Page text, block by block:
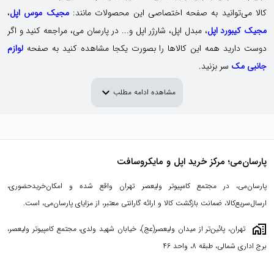
کالا می‌توانید به صفحه اختصاصی این محصولات مانند:مجیک موس اپل،
مجیک کیبورد اپل، مبدل اپل، شارژر اپل و... در پارسان می، مراجعه کنید و اگر
دوست دارید همه این کالاها را بصورت یکجا مشاهده کنید به صفحه لوازم
جانبی مک سر بزنید.
مشاهده ادامه مطلب expand_more
پارسان‌می؛ مرکز خرید اپل و مایکروسافت
پارسان‌می، در مجتمع کامپیوتر ولیعصر تهران واقع شده و امکان‌خریدحضوری،
ارسال‌سریع‌کالا، ضمانت بازگشت کالا و ارائه گارانتی معتبر، از مزایای پارسان‌می، است.
maps_home_work
تهران، پائین‌تر از میدان ولیعصر(عج)، خیابان شهید ولدی، مجتمع کامپیوتر ولیعصر،
برج اداری شمالی، طبقه 8، واحد 46